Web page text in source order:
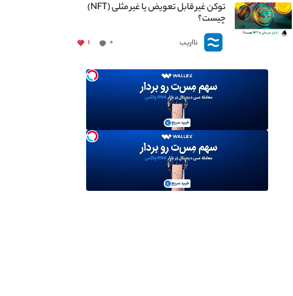
توکن غیر قابل تعویض یا غیر مثلی (NFT)
چیست؟
نااریب ۰ ۱